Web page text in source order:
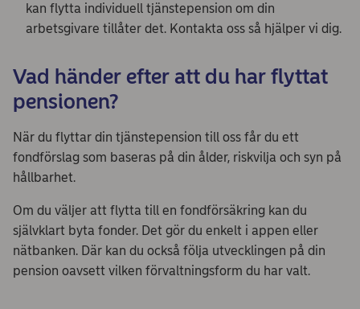
kan flytta individuell tjänstepension om din
arbetsgivare tillåter det. Kontakta oss så hjälper vi dig.
Vad händer efter att du har flyttat
pensionen?
När du flyttar din tjänstepension till oss får du ett
fondförslag som baseras på din ålder, riskvilja och syn på
hållbarhet.
Om du väljer att flytta till en fondförsäkring kan du
självklart byta fonder. Det gör du enkelt i appen eller
nätbanken. Där kan du också följa utvecklingen på din
pension oavsett vilken förvaltningsform du har valt.